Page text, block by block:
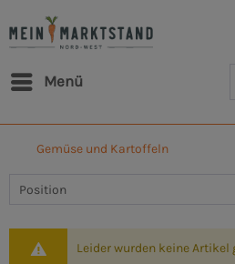
Menü
Gemüse und Kartoffeln
Leider wurden keine Artikel